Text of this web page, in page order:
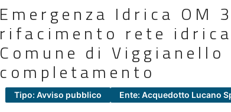
Emergenza Idrica OM
rifacimento rete
Comune di
completamento
Tipo: Avviso pubblico Ente: Acquedotto Lucano